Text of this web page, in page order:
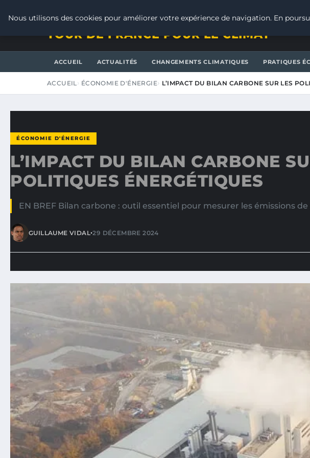
TOUR DE FRANCE POUR LE CLIMAT
ACCUEIL ACTUALITÉS CHANGEMENTS CLIMATIQUES PRATIQUES
ACCUEIL ÉCONOMIE D'ÉNERGIE L’IMPACT DU BILAN CARBONE SUR LES
ÉCONOMIE D'ÉNERGIE
L’IMPACT DU BILAN CARBONE
POLITIQUES ÉNERGÉTIQUES
EN BREF Bilan carbone : outil essentiel pour mesurer les émissions
GUILLAUME VIDAL•29 DÉCEMBRE 2024
Nous utilisons des cookies pour améliorer votre expérience de navigation. En